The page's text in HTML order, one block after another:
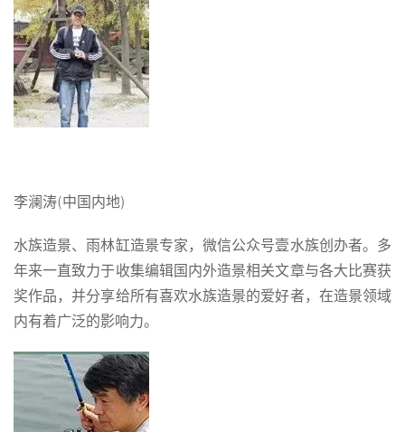
李澜涛(中国内地)
水族造景、雨林缸造景专家，微信公众号壹水族创办者。多
年来一直致力于收集编辑国内外造景相关文章与各大比赛获
奖作品，并分享给所有喜欢水族造景的爱好者，在造景领域
内有着广泛的影响力。